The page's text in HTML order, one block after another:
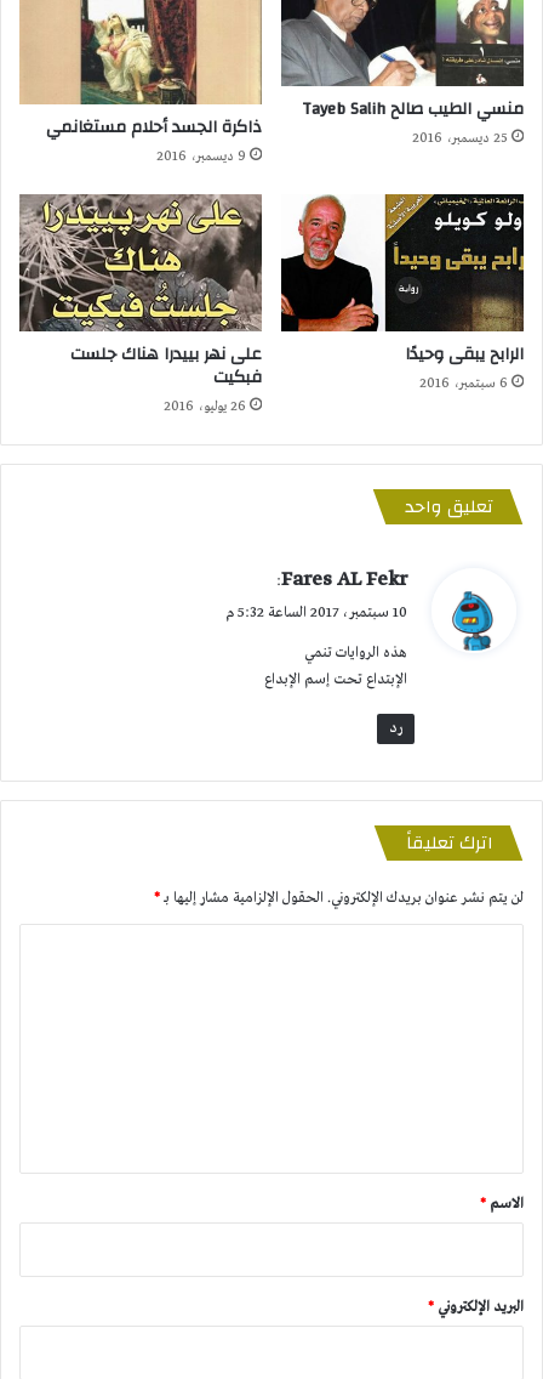
منسي الطيب صالح Tayeb Salih
25 ديسمبر، 2016 ذاكرة الجسد أحلام مستغانمي
9 ديسمبر، 2016
الرابح يبقى وحيدًا
6 سبتمبر، 2016
على نهر بييدرا هناك جلست
فبكيت
26 يوليو، 2016
تعليق واحد
ي
ل
Fares AL Fekr
:
10 سبتمبر، 2017 الساعة 5:32 م
هذه الروايات تنمي
الإبتداع تحت إسم الإبداع
رد
اترك تعليقاً
لن يتم نشر عنوان بريدك الإلكتروني. الحقول الإلزامية مشار إليها بـ*
*
الاسم *
البريد الإلكتروني *